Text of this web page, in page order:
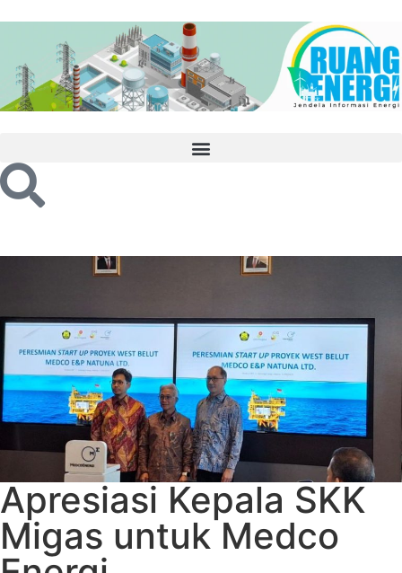
Apresiasi Kepala SKK
Migas untuk Medco